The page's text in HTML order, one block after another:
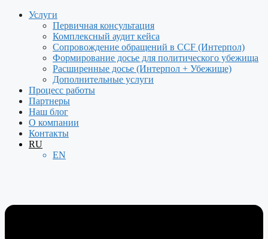
Перейти
содержимому
Услуги
Первичная консультация
Комплексный аудит кейса
Сопровождение обращений в CCF (Интерпол)
Формирование досье для политического убежища
Расширенные досье (Интерпол + Убежище)
Дополнительные услуги
Процесс работы
Партнеры
Наш блог
О компании
Контакты
RU
EN